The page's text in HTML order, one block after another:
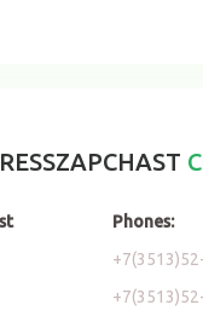
Phones: